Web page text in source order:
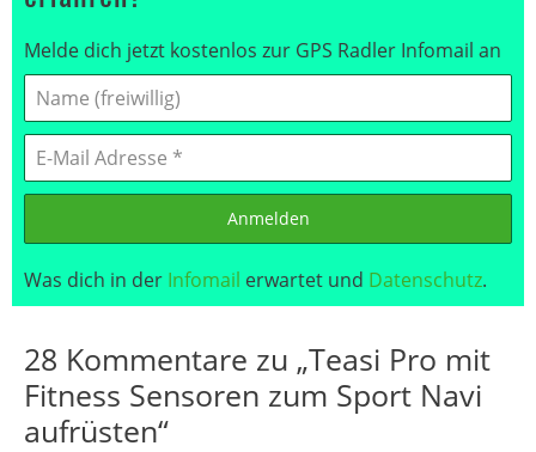
Melde dich jetzt kostenlos zur GPS Radler Infomail an
Anmelden
Was dich in der Infomail erwartet und Datenschutz.
28 Kommentare zu „Teasi Pro mit
Fitness Sensoren zum Sport Navi
aufrüsten“